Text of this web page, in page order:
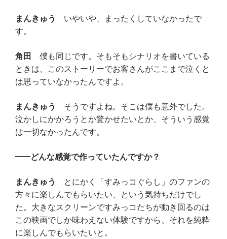
まんきゅう
いやいや、まったくしていなかったで
す。
角田 僕も同じです。そもそもシナリオを書いている
ときは、このストーリーでお客さんがここまで泣くと
は思っていなかったんですよ。
まんきゅう
そうですよね。そこは僕も意外でした。
泣かしにかかろうとか驚かせたいとか、そういう感覚
は一切なかったんです。
どんな感覚で作っていたんですか？
まんきゅう
とにかく「すみっコぐらし」のファンの
方々に楽しんでもらいたい、という気持ちだけでし
た。大きなスクリーンですみっコたちが動き回るのは
この映画でしか味わえない体験ですから、それを純粋
に楽しんでもらいたいと。